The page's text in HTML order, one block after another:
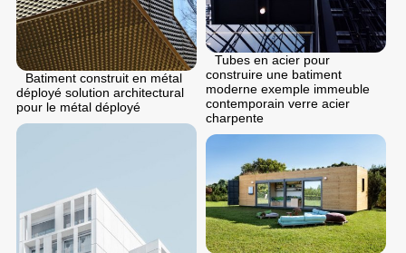
Tubes en acier pour
construire une batiment
moderne exemple immeuble
contemporain verre acier
charpente
Batiment construit en métal
déployé solution architectural
pour le métal déployé